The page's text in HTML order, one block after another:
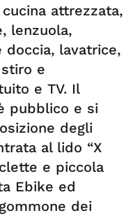
attrezzata,
lenzuola,
doccia, lavatrice,
e
e TV. Il
pubblico e si
degli
al lido “X
e piccola
Ebike ed
dei